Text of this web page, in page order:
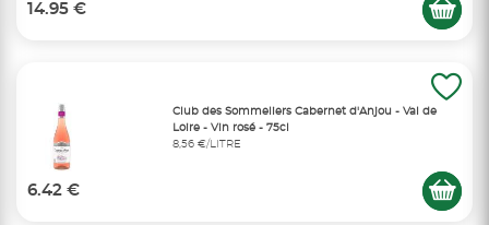
14.95 €
Club des Sommeliers Cabernet d'Anjou - Val de
Loire - Vin rosé - 75cl
8,56 €/LITRE
6.42 €